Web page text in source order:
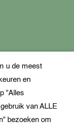
u de meest
en
"Alles
van ALLE
bezoeken om